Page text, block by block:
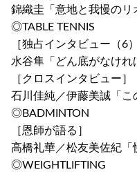
錦織圭「意地と我慢のリ
◎TABLE TENNIS
［独占インタビュー（6）
水谷隼「どん底がなけれ
［クロスインタビュー］
石川佳純／伊藤美誠「こ
◎BADMINTON
［恩師が語る］
高橋礼華／松友美佐紀「
◎WEIGHTLIFTING